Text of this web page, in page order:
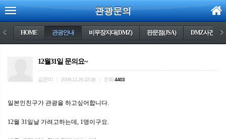
관광문의
< HOME 관광안내 비무장지대(DMZ) 판문점(JSA) DMZ사건들 >
12월31일 문의요~
김은미 2009.11.29 22:38 조회 4403
일본인친구가 관광을 하고싶어합니다.
12월 31일날 가려고하는데, 1명이구요.